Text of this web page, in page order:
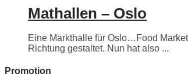
Mathallen – Oslo
Eine Markthalle für Oslo…Food
Richtung gestaltet. Nun hat also ...
Promotion